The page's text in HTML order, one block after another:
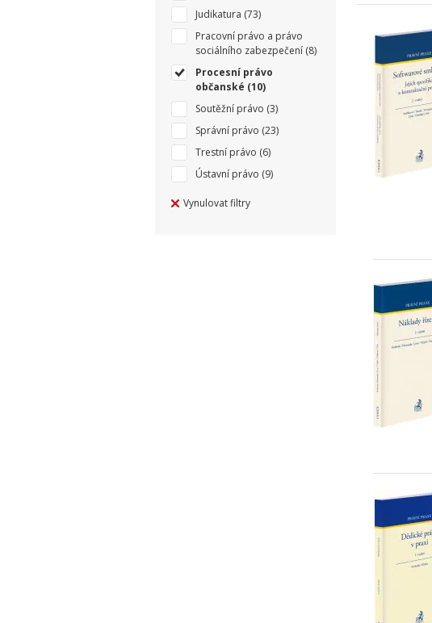
Judikatura (73)
Pracovní právo a právo
sociálního zabezpečení (8)
Procesní právo
občanské (10)
Soutěžní právo (3)
Správní právo (23)
Trestní právo (6)
Ústavní právo (9)
Vynulovat filtry